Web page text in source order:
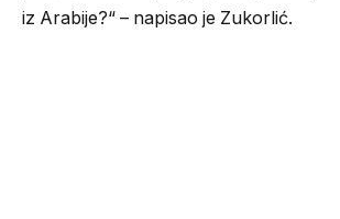
iz Arabije?“ – napisao je Zukorlić.